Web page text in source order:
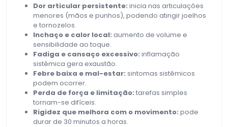
Dor articular persistente: inicia nas articulações
menores (mãos e punhos), podendo atingir joelhos
e tornozelos.
Inchaço e calor local: aumento de volume e
sensibilidade ao toque.
Fadiga e cansaço excessivo: inflamação
sistêmica gera exaustão.
Febre baixa e mal-estar: sintomas sistêmicos
podem ocorrer.
Perda de força e limitação: tarefas simples
tornam-se difíceis.
Rigidez que melhora com o movimento: pode
durar de 30 minutos a horas.